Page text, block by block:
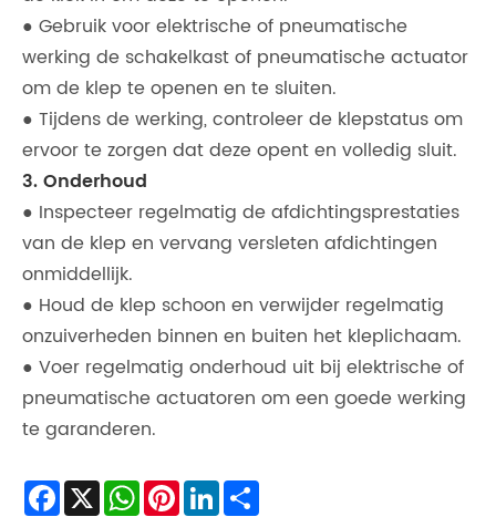
● Gebruik voor elektrische of pneumatische
werking de schakelkast of pneumatische actuator
om de klep te openen en te sluiten.
● Tijdens de werking, controleer de klepstatus om
ervoor te zorgen dat deze opent en volledig sluit.
3. Onderhoud
● Inspecteer regelmatig de afdichtingsprestaties
van de klep en vervang versleten afdichtingen
onmiddellijk.
● Houd de klep schoon en verwijder regelmatig
onzuiverheden binnen en buiten het kleplichaam.
● Voer regelmatig onderhoud uit bij elektrische of
pneumatische actuatoren om een ​​goede werking
te garanderen.
Facebook
X WhatsApp
Pinterest
LinkedIn